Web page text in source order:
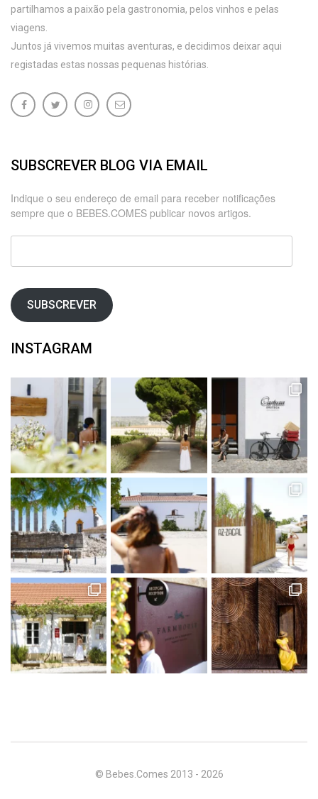
partilhamos a paixão pela gastronomia, pelos vinhos e pelas
viagens.
Juntos já vivemos muitas aventuras, e decidimos deixar aqui
registadas estas nossas pequenas histórias.
SUBSCREVER BLOG VIA EMAIL
Indique o seu endereço de email para receber notificações
sempre que o BEBES.COMES publicar novos artigos.
Endereço
email
SUBSCREVER
INSTAGRAM
© Bebes.Comes 2013 - 2026